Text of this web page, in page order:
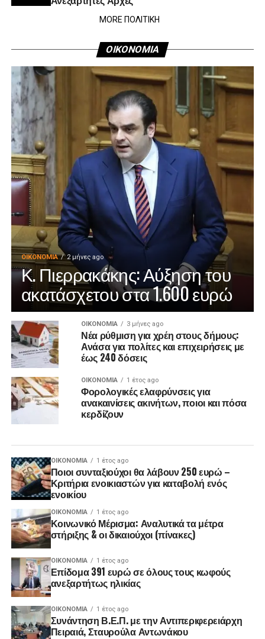
MORE ΠΟΛΙΤΙΚΗ
ΟΙΚΟΝΟΜΙΑ
ΟΙΚΟΝΟΜΊΑ 2 μήνες ago
Κ. Πιερρακάκης: Αύξηση του
ακατάσχετου στα 1.600 ευρώ
ΟΙΚΟΝΟΜΊΑ 3 μήνες ago
Νέα ρύθμιση για χρέη στους δήμους:
Ανάσα για πολίτες και επιχειρήσεις με
έως 240 δόσεις
ΟΙΚΟΝΟΜΊΑ 1 έτος ago
Φορολογικές ελαφρύνσεις για
ανακαινίσεις ακινήτων, ποιοι και πόσα
κερδίζουν
ΟΙΚΟΝΟΜΊΑ 1 έτος ago
Ποιοι συνταξιούχοι θα λάβουν 250 ευρώ –
Κριτήρια ενοικιαστών για καταβολή ενός
ενοικίου
ΟΙΚΟΝΟΜΊΑ 1 έτος ago
Κοινωνικό Μέρισμα: Αναλυτικά τα μέτρα
στήριξης & οι δικαιούχοι (πίνακες)
ΟΙΚΟΝΟΜΊΑ 1 έτος ago
Επίδομα 391 ευρώ σε όλους τους κωφούς
ανεξαρτήτως ηλικίας
ΟΙΚΟΝΟΜΊΑ 1 έτος ago
Συνάντηση Β.Ε.Π. με την Αντιπεριφερειάρχη
Πειραιά, Σταυρούλα Αντωνάκου